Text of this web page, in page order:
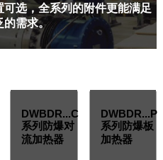
选，全系列的附件更能满足
的需求。
DWBDR...C
系列防爆对
流加热器
DWBDR...P
系列防爆板
加热器